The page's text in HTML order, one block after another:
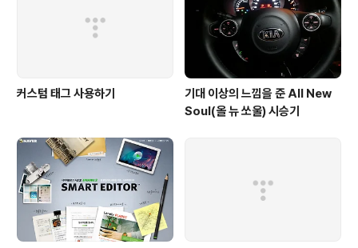
커스텀 태그 사용하기
기대 이상의 느낌을 준 All New
Soul(올 뉴 쏘울) 시승기